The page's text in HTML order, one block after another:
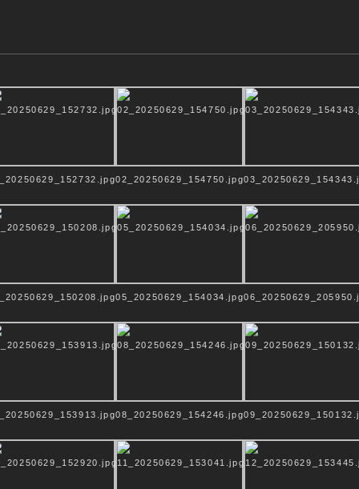
Vita Archiv Kontakt
02_20250629_154750.jpg
05_20250629_154034.jpg
08_20250629_154246.jpg